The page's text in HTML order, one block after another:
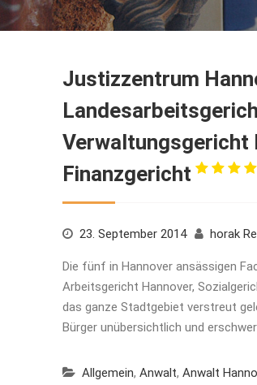
Justizzentrum
Verwaltungsgericht
Finanzgericht
23. September 2014 horak
Die fünf in Hannover ansässigen
Arbeitsgericht Hannover,
das ganze Stadtgebiet verstreut
Bürger unübersichtlich und
Allgemein, Anwalt, Anwalt